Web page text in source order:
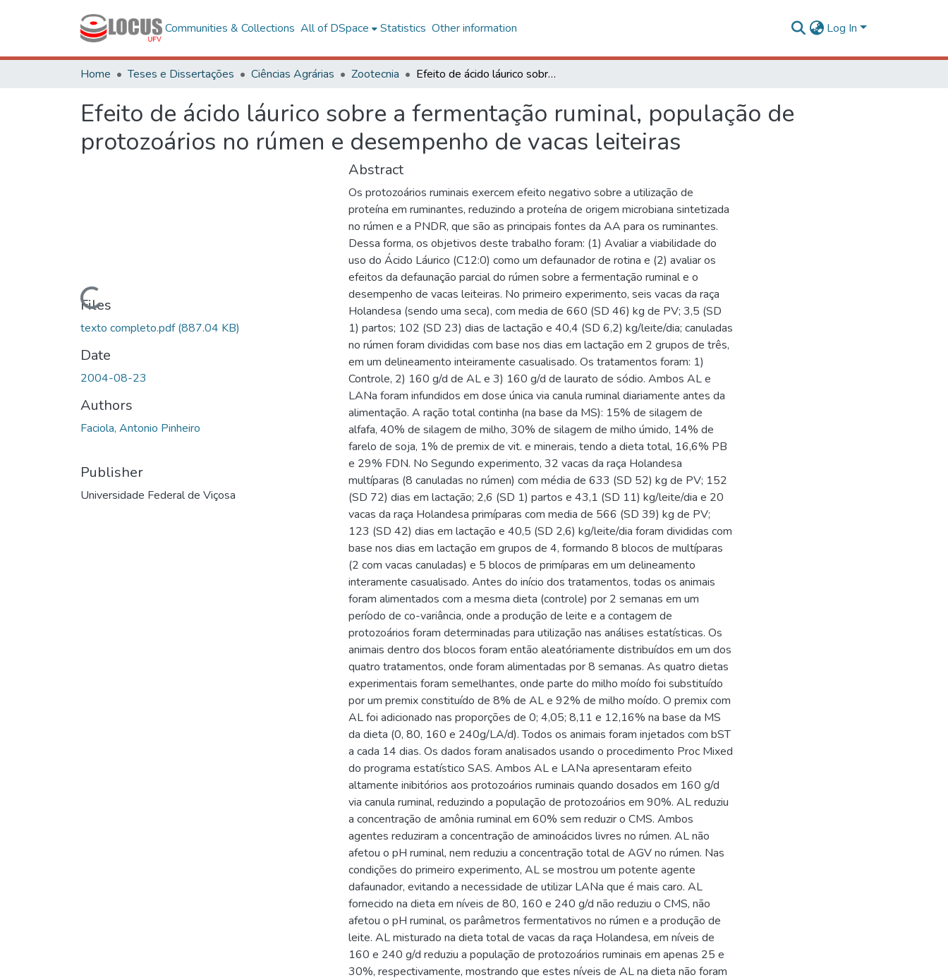
Communities & Collections All of DSpace Statistics Other information Log In
Home Teses e Dissertações Ciências Agrárias Zootecnia Efeito de ácido láurico sobre a fermentação ruminal, população de protozoários no rúmen e desempenho de vacas leiteiras
Efeito de ácido láurico sobre a fermentação ruminal, população de
protozoários no rúmen e desempenho de vacas leiteiras
Loading...
Files
texto completo.pdf(887.04 KB)
Date
2004-08-23
Authors
Faciola, Antonio Pinheiro
Publisher
Universidade Federal de Viçosa
Abstract
Os protozoários ruminais exercem efeito negativo sobre a utilização de
proteína em ruminantes, reduzindo a proteína de origem microbiana sintetizada
no rúmen e a PNDR, que são as principais fontes da AA para os ruminantes.
Dessa forma, os objetivos deste trabalho foram: (1) Avaliar a viabilidade do
uso do Ácido Láurico (C12:0) como um defaunador de rotina e (2) avaliar os
efeitos da defaunação parcial do rúmen sobre a fermentação ruminal e o
desempenho de vacas leiteiras. No primeiro experimento, seis vacas da raça
Holandesa (sendo uma seca), com media de 660 (SD 46) kg de PV; 3,5 (SD
1) partos; 102 (SD 23) dias de lactação e 40,4 (SD 6,2) kg/leite/dia; canuladas
no rúmen foram divididas com base nos dias em lactação em 2 grupos de três,
em um delineamento inteiramente casualisado. Os tratamentos foram: 1)
Controle, 2) 160 g/d de AL e 3) 160 g/d de laurato de sódio. Ambos AL e
LANa foram infundidos em dose única via canula ruminal diariamente antes da
alimentação. A ração total continha (na base da MS): 15% de silagem de
alfafa, 40% de silagem de milho, 30% de silagem de milho úmido, 14% de
farelo de soja, 1% de premix de vit. e minerais, tendo a dieta total, 16,6% PB
e 29% FDN. No Segundo experimento, 32 vacas da raça Holandesa
multíparas (8 canuladas no rúmen) com média de 633 (SD 52) kg de PV; 152
(SD 72) dias em lactação; 2,6 (SD 1) partos e 43,1 (SD 11) kg/leite/dia e 20
vacas da raça Holandesa primíparas com media de 566 (SD 39) kg de PV;
123 (SD 42) dias em lactação e 40,5 (SD 2,6) kg/leite/dia foram divididas com
base nos dias em lactação em grupos de 4, formando 8 blocos de multíparas
(2 com vacas canuladas) e 5 blocos de primíparas em um delineamento
interamente casualisado. Antes do início dos tratamentos, todas os animais
foram alimentados com a mesma dieta (controle) por 2 semanas em um
período de co-variância, onde a produção de leite e a contagem de
protozoários foram determinadas para utilização nas análises estatísticas. Os
animais dentro dos blocos foram então aleatóriamente distribuídos em um dos
quatro tratamentos, onde foram alimentadas por 8 semanas. As quatro dietas
experimentais foram semelhantes, onde parte do milho moído foi substituído
por um premix constituído de 8% de AL e 92% de milho moído. O premix com
AL foi adicionado nas proporções de 0; 4,05; 8,11 e 12,16% na base da MS
da dieta (0, 80, 160 e 240g/LA/d). Todos os animais foram injetados com bST
a cada 14 dias. Os dados foram analisados usando o procedimento Proc Mixed
do programa estatístico SAS. Ambos AL e LANa apresentaram efeito
altamente inibitórios aos protozoários ruminais quando dosados em 160 g/d
via canula ruminal, reduzindo a população de protozoários em 90%. AL reduziu
a concentração de amônia ruminal em 60% sem reduzir o CMS. Ambos
agentes reduziram a concentração de aminoácidos livres no rúmen. AL não
afetou o pH ruminal, nem reduziu a concentração total de AGV no rúmen. Nas
condições do primeiro experimento, AL se mostrou um potente agente
dafaunador, evitando a necessidade de utilizar LANa que é mais caro. AL
fornecido na dieta em níveis de 80, 160 e 240 g/d não reduziu o CMS, não
afetou o pH ruminal, os parâmetros fermentativos no rúmen e a produção de
leite. AL misturado na dieta total de vacas da raça Holandesa, em níveis de
160 e 240 g/d reduziu a população de protozoários ruminais em apenas 25 e
30%, respectivamente, mostrando que estes níveis de AL na dieta não foram